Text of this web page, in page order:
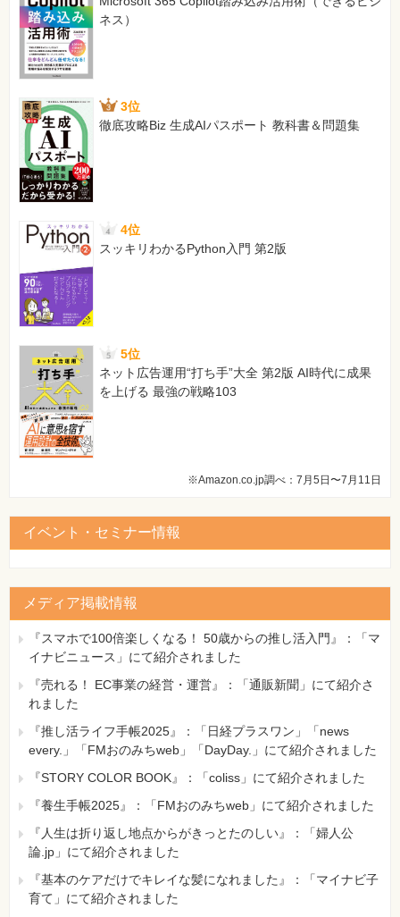
ネス）
3位
徹底攻略Biz 生成AIパスポート 教科書＆問題集
4位
スッキリわかるPython入門 第2版
5位
ネット広告運用“打ち手”大全 第2版 AI時代に成果
を上げる 最強の戦略103
※Amazon.co.jp調べ：7月5日〜7月11日
イベント・セミナー情報
メディア掲載情報
『スマホで100倍楽しくなる！ 50歳からの推し活入門』：「マ
イナビニュース」にて紹介されました
『売れる！ EC事業の経営・運営』：「通販新聞」にて紹介さ
れました
『推し活ライフ手帳2025』：「日経プラスワン」「news
every.」「FMおのみちweb」「DayDay.」にて紹介されました
『STORY COLOR BOOK』：「coliss」にて紹介されました
『養生手帳2025』：「FMおのみちweb」にて紹介されました
『人生は折り返し地点からがきっとたのしい』：「婦人公
論.jp」にて紹介されました
『基本のケアだけでキレイな髪になれました』：「マイナビ子
育て」にて紹介されました